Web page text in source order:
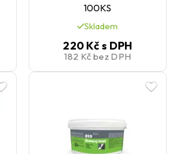
100KS
Skladem
220 Kčs DPH
182 Kč bez DPH